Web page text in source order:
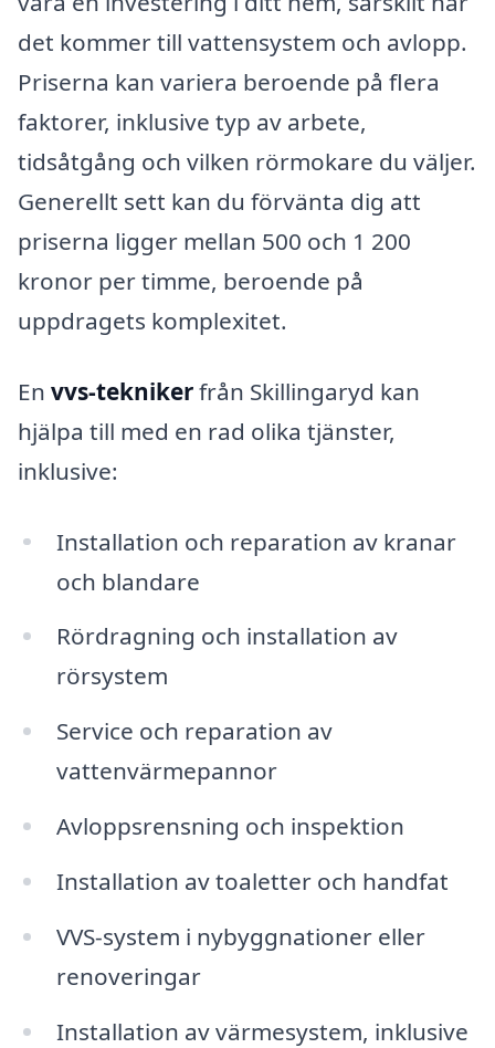
det kommer till vattensystem och avlopp.
Priserna kan variera beroende på flera
faktorer, inklusive typ av arbete,
tidsåtgång och vilken rörmokare du väljer.
Generellt sett kan du förvänta dig att
priserna ligger mellan 500 och 1 200
kronor per timme, beroende på
uppdragets komplexitet.
En vvs-teknikerfrån Skillingaryd kan
hjälpa till med en rad olika tjänster,
inklusive:
Installation och reparation av kranar
och blandare
Rördragning och installation av
rörsystem
Service och reparation av
vattenvärmepannor
Avloppsrensning och inspektion
Installation av toaletter och handfat
VVS-system i nybyggnationer eller
renoveringar
Installation av värmesystem, inklusive